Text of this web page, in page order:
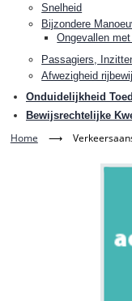
Snelheid
Bijzondere
Ongevallen
Passagiers,
Afwezigheid
Onduidelijkheid
Bewijsrechtelijke
Home ⟶